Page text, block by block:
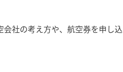
社の考え方や、航空券を申し込